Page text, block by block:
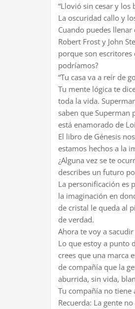
“Llovió sin cesar y los
La oscuridad callo y
Cuando puedes
Robert Frost y John
porque son
podríamos?
“Tu casa va a reír de
Tu mente lógica te
toda la vida.
saben que Superman
está enamorado de
El libro de Génesis
estamos hechos a la
¿Alguna vez se te
describes un futuro
La personificación es
la imaginación en
de cristal le queda al
de verdad.
Ahora te voy a
Lo que estoy a punto
crees que una marca
de compañía que la
aburrida, sin vida,
Tu compañía no tiene
Recuerda: La gente